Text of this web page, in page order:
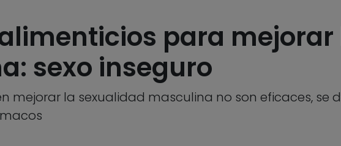
para
sexo inseguro
mejorar la sexualidad masculina no son eficaces, se